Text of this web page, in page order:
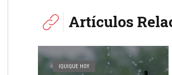
Artículos
IQUIQUE HOY